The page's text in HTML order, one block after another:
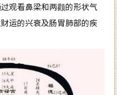
观看鼻梁和两颧的形状气
运的兴衰及肠胃肺部的疾